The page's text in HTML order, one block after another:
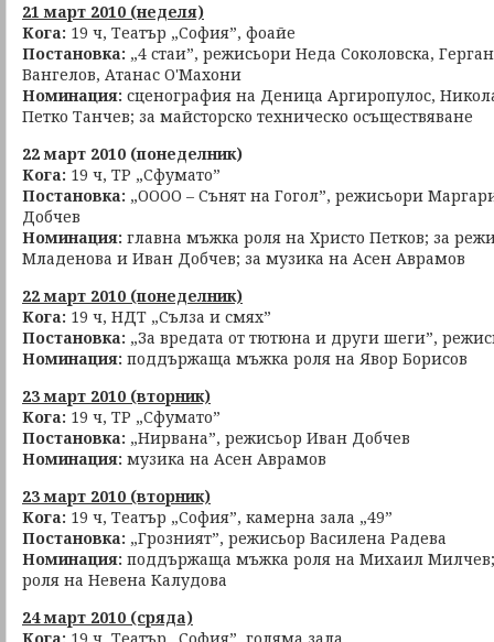
21 март 2010 (неделя)
Кога: 19 ч, Театър „София”, фоайе
Постановка: „4 стаи”, режисьори Неда Соколовска,
Вангелов, Атанас О'Махони
Номинация: сценография на Деница Аргиропулос,
Петко Танчев; за майсторско техническо осъществяване
22 март 2010 (понеделник)
Кога: 19 ч, ТР „Сфумато”
Постановка: „ОООО – Сънят на Гогол”, режисьори
Добчев
Номинация: главна мъжка роля на Христо Петков; за
Младенова и Иван Добчев; за музика на Асен Аврамов
22 март 2010 (понеделник)
Кога: 19 ч, НДТ „Сълза и смях”
Постановка: „За вредата от тютюна и други шеги”,
Номинация: поддържаща мъжка роля на Явор Борисов
23 март 2010 (вторник)
Кога: 19 ч, ТР „Сфумато”
Постановка: „Нирвана”, режисьор Иван Добчев
Номинация: музика на Асен Аврамов
23 март 2010 (вторник)
Кога: 19 ч, Театър „София”, камерна зала „49”
Постановка: „Грозният”, режисьор Василена Радева
Номинация: поддържаща мъжка роля на Михаил
роля на Невена Калудова
24 март 2010 (сряда)